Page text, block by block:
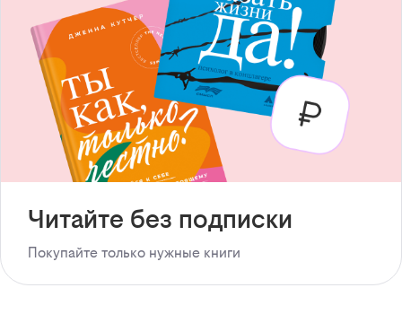
Читайте без подписки
Покупайте только нужные книги